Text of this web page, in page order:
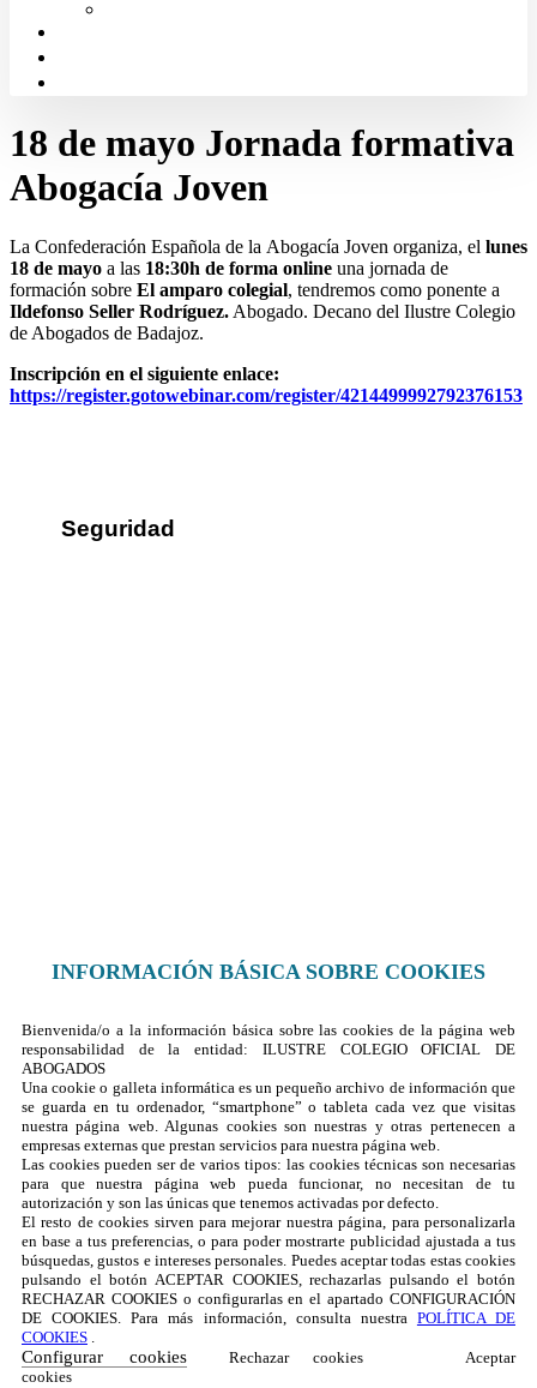
18 de mayo Jornada formativa
Abogacía Joven
La Confederación Española de la Abogacía Joven organiza, el lunes
18 de mayo a las 18:30h de forma online una jornada de
formación sobre El amparo colegial, tendremos como ponente a
Ildefonso Seller Rodríguez. Abogado. Decano del Ilustre Colegio
de Abogados de Badajoz.
Inscripción en el siguiente enlace:
https://register.gotowebinar.com/register/4214499992792376153
Seguridad
INFORMACIÓN BÁSICA SOBRE COOKIES
Bienvenida/o a la información básica sobre las cookies de la página web
responsabilidad de la entidad: ILUSTRE COLEGIO OFICIAL DE
ABOGADOS
Una cookie o galleta informática es un pequeño archivo de información que
se guarda en tu ordenador, “smartphone” o tableta cada vez que visitas
nuestra página web. Algunas cookies son nuestras y otras pertenecen a
empresas externas que prestan servicios para nuestra página web.
Las cookies pueden ser de varios tipos: las cookies técnicas son necesarias
para que nuestra página web pueda funcionar, no necesitan de tu
autorización y son las únicas que tenemos activadas por defecto.
El resto de cookies sirven para mejorar nuestra página, para personalizarla
en base a tus preferencias, o para poder mostrarte publicidad ajustada a tus
búsquedas, gustos e intereses personales. Puedes aceptar todas estas cookies
pulsando el botón ACEPTAR COOKIES, rechazarlas pulsando el botón
RECHAZAR COOKIES o configurarlas en el apartado CONFIGURACIÓN
DE COOKIES. Para más información, consulta nuestra POLÍTICA DE
COOKIES .
Configurar cookies Rechazar cookies
Aceptar
cookies